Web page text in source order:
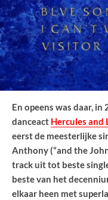
En opeens was daar,
danceact Hercules and
eerst de meesterlijke
Anthony (“and the
track uit tot beste
beste van het
elkaar heen met